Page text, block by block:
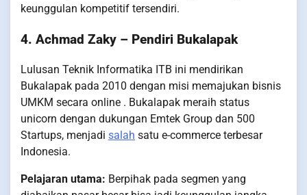
keunggulan kompetitif tersendiri.
4. Achmad Zaky – Pendiri Bukalapak
Lulusan Teknik Informatika ITB ini mendirikan
Bukalapak pada 2010 dengan misi memajukan bisnis
UMKM secara online . Bukalapak meraih status
unicorn dengan dukungan Emtek Group dan 500
Startups, menjadi salah satu e-commerce terbesar
Indonesia.
Pelajaran utama: Berpihak pada segmen yang